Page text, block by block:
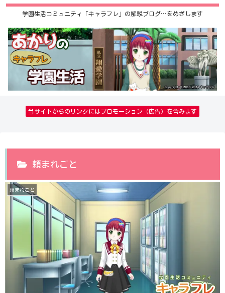
学園生活コミュニティ「キャラフレ」の解説ブログ…をめざします
当サイトからのリンクにはプロモーション（広告）を含みます
頼まれごと
頼まれごと